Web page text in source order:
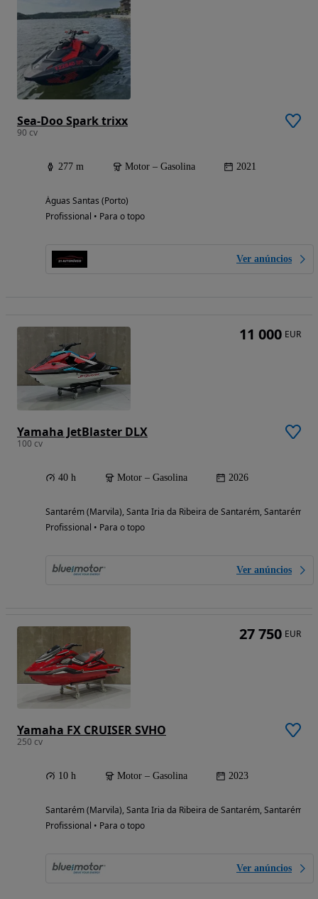
Sea-Doo Spark trixx
90 cv
277 m Motor – Gasolina 2021
Águas Santas (Porto)
Profissional • Para o topo
Ver anúncios
Yamaha JetBlaster DLX
100 cv
40 h Motor – Gasolina 2026
Santarém (Marvila), Santa Iria da Ribeira de Santarém, Santarém
Profissional • Para o topo
Ver anúncios
11 000 EUR
Yamaha FX CRUISER SVHO
250 cv
10 h Motor – Gasolina 2023
Santarém (Marvila), Santa Iria da Ribeira de Santarém, Santarém
Profissional • Para o topo
Ver anúncios
27 750 EUR